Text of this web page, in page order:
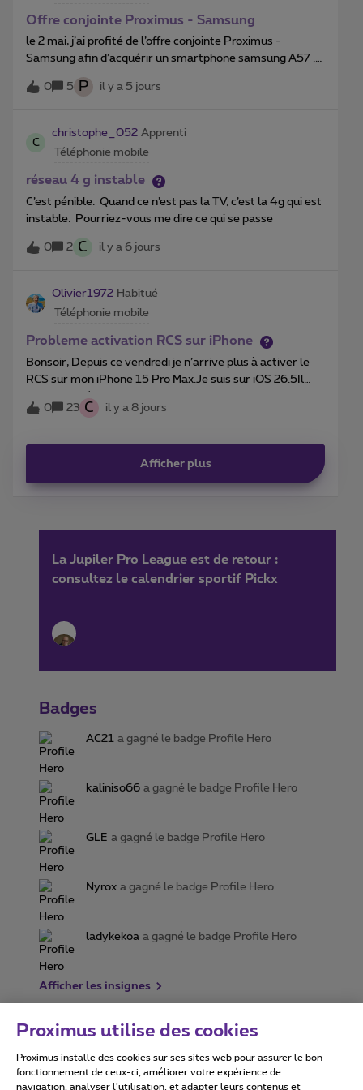
Offre conjointe Proximus - Samsung
le 2 mai, j’ai profité de l’offre conjointe Proximus -
Samsung afin d’acquérir un smartphone samsung A57 .
J’ai rempli les conditions sur le site de Samsung afin
d’obtenir le cadeau prévu, en l’occurrence une enceinte
succès, il y avait du retard mais que tout était mis en
oeuvre pour me livrer cette enceinte.lors d’un contact
avec un représentant de Samsung, il m’a été confirmé
que j’avais bien droit à ce cadeau, qu’il serait livré, mais
qu’il ne savait pas me dire quand. Je tiens juste à signaler
que j’ai déposé une plainte conjointe contre Proximus et
Samsung pour non respect de l’offre. ( Proximus n’est
coupable de rien mais responsable de la vente )
0 5 P il y a 5 jours
C
christophe_052 Apprenti
Téléphonie mobile
réseau 4 g instable
C’est pénible. Quand ce n’est pas la TV, c’est la 4g qui est
instable. Pourriez-vous me dire ce qui se passe
0 2 C il y a 6 jours
Olivier1972 Habitué
Téléphonie mobile
Probleme activation RCS sur iPhone
Bonsoir, Depuis ce vendredi je n’arrive plus à activer le
RCS sur mon iPhone 15 Pro Max.Je suis sur iOS 26.5Il
reste bloqué sur « en attente d’activation.Quelqu’un a-t-
il déjà rencontré ce problème ?De toute manière c’est
d’activation il n’y a rien d’autre à configurer.Je suis en
dual en SIM chez Orange, et chez eux aucun souci ça
fonctionne.Merci pour votre retour.
0 23 C il y a 8 jours
Afficher plus
La Jupiler Pro League est de retour :
consultez le calendrier sportif Pickx
Badges
AC21 a gagné le badge Profile Hero
kaliniso66 a gagné le badge Profile Hero
GLE a gagné le badge Profile Hero
Nyrox a gagné le badge Profile Hero
ladykekoa a gagné le badge Profile Hero
Afficher les insignes
Conditions d'utilisation Accessibility statement
Proximus utilise des cookies
Proximus installe des cookies sur ses sites web pour assurer le bon
fonctionnement de ceux-ci, améliorer votre expérience de
navigation, analyser l’utilisation, et adapter leurs contenus et